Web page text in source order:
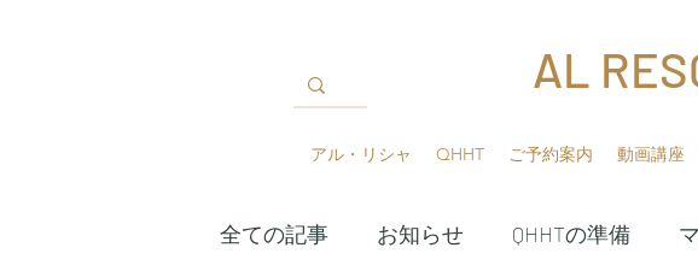
AL
アル・リシャ QHHT ご予約案内 動画講座
全ての記事 お知らせ QHHTの準備